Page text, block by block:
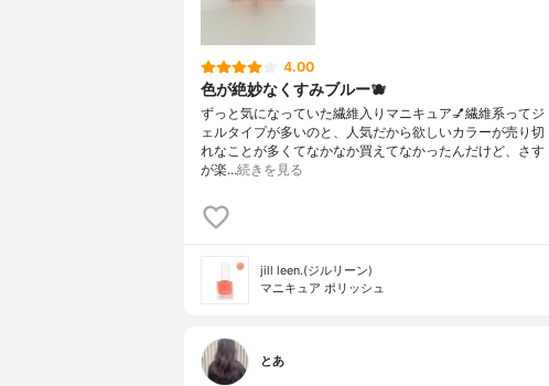
4.00
色が絶妙なくすみブルー🫐
ずっと気になっていた繊維入りマニキュア💅繊維系ってジ
ェルタイプが多いのと、人気だから欲しいカラーが売り切
れなことが多くてなかなか買えてなかったんだけど、さす
が楽…続きを見る
jill leen.(ジルリーン)
マニキュア ポリッシュ
とあ